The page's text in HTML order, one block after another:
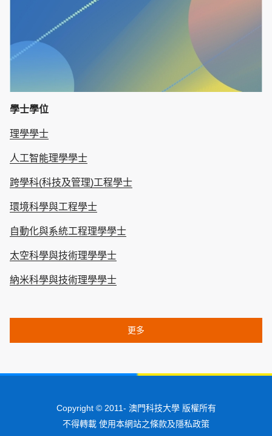
學士學位
理學學士
人工智能理學學士
跨學科(科技及管理)工程學士
環境科學與工程學士
自動化與系統工程理學學士
太空科學與技術理學學士
納米科學與技術理學學士
更多
Copyright © 2011- 澳門科技大學 版權所有
不得轉載 使用本網站之條款及隱私政策